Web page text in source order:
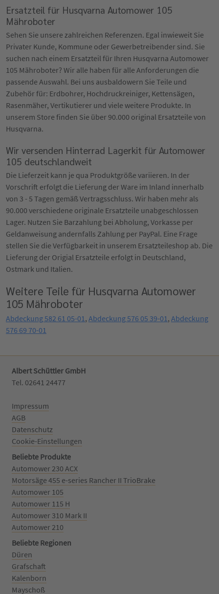
Ersatzteil für Husqvarna Automower 105
Mähroboter
Sehen Sie unsere zahlreichen Referenzen. Egal inwieweit Sie
Privater Kunde, Kommune oder Gewerbetreibender sind. Sie
suchen nach einem Ersatzteil für Ihren Husqvarna Automower
105 Mähroboter? Wir alle haben für alle Anforderungen die
passende Auswahl. Bei uns ausbaldowern Sie Teile und
Zubehör für: Erdbohrer, Hochdruckreiniger, Kettensägen,
Rasenmäher, Vertikutierer und viele weitere Produkte. In
unserem Store finden Sie über 90.000 original Ersatzteile von
Husqvarna.
Wir versenden Hinterrad Lagerkit für Automower
105 deutschlandweit
Die Lieferzeit kann je qua Produktgröße variieren. In der
Vorschrift erfolgt die Lieferung der Ware im Inland innerhalb
von 3 - 5 Tagen gemäß Vertragsschluss. Wir haben mehr als
90.000 verschiedene originale Ersatzteile unabgeschlossen
Lager. Nutzen Sie Barzahlung bei Abholung, Vorkasse per
Geldanweisung andernfalls Zahlung per PayPal. Eine Frage
stellen Sie die Verfügbarkeit in unserem Ersatzteileshop ab. Die
Lieferung der Origial Ersatzteile erfolgt in Deutschland,
Ostmark und Italien.
Weitere Teile für Husqvarna Automower
105 Mähroboter
Abdeckung 582 61 05-01 , Abdeckung 576 05 39-01 , Abdeckung
576 69 70-01
Albert Schüttler GmbH
Tel. 02641 24477‬
Impressum
AGB
Datenschutz
Cookie-Einstellungen
Beliebte Produkte
Automower 230 ACX
Motorsäge 455 e-series Rancher II TrioBrake
Automower 105
Automower 115 H
Automower 310 Mark II
Automower 210
Beliebte Regionen
Düren
Grafschaft
Kalenborn
Mayschoß